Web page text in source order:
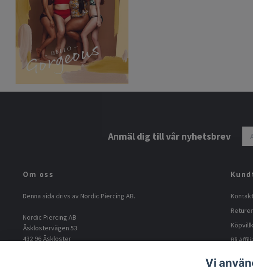
Anmäl dig till vår nyhetsbrev
Om oss
Denna sida drivs av Nordic Piercing AB.
Nordic Piercing AB
Åsklostervägen 53
432 96 Åskloster
Kontakt
Bli
Body
Vi